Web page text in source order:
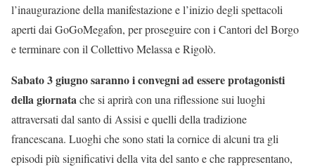
l’inaugurazione della manifestazione e l’inizio degli spettacoli
aperti dai GoGoMegafon, per proseguire con i Cantori del Borgo
e terminare con il Collettivo Melassa e Rigolò.
Sabato 3 giugno saranno i convegni ad essere protagonisti
della giornatache si aprirà con una riflessione sui luoghi
attraversati dal santo di Assisi e quelli della tradizione
francescana. Luoghi che sono stati la cornice di alcuni tra gli
episodi più significativi della vita del santo e che rappresentano,